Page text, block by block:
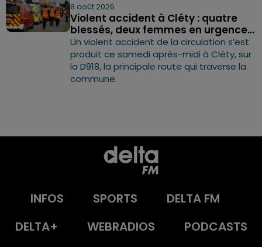
8 août 2026
Violent accident à Cléty : quatre
blessés, deux femmes en urgence...
Un violent accident de la circulation s’est
produit ce samedi après-midi à Cléty, sur
la D918, la principale route qui traverse la
commune.
INFOS SPORTS
DELTA FM
DELTA+
WEBRADIOS
PODCASTS